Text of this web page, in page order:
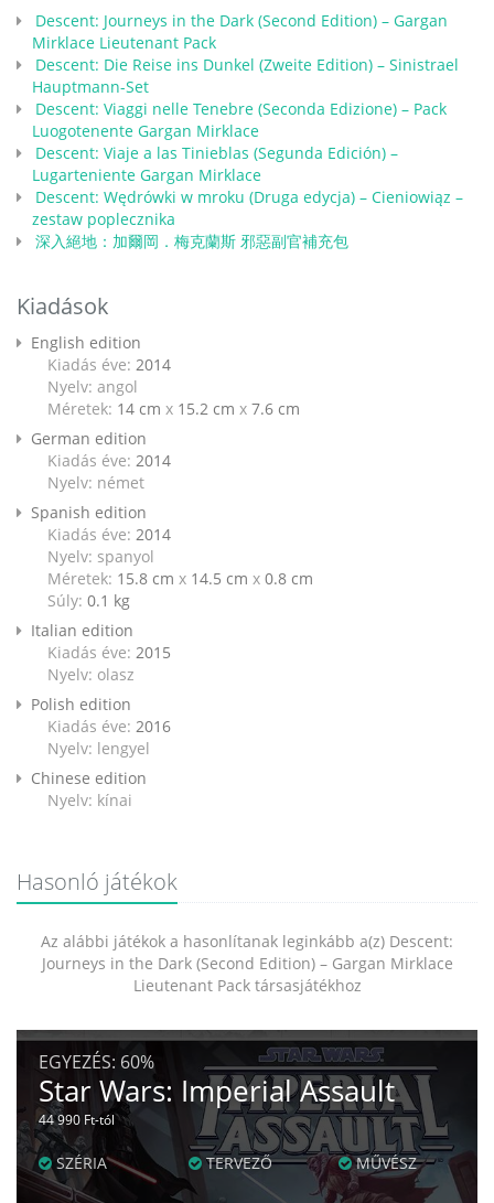
Descent: Journeys in the Dark (Second Edition) – Gargan
Mirklace Lieutenant Pack
Descent: Die Reise ins Dunkel (Zweite Edition) – Sinistrael
Hauptmann-Set
Descent: Viaggi nelle Tenebre (Seconda Edizione) – Pack
Luogotenente Gargan Mirklace
Descent: Viaje a las Tinieblas (Segunda Edición) –
Lugarteniente Gargan Mirklace
Descent: Wędrówki w mroku (Druga edycja) – Cieniowiąz –
zestaw poplecznika
深入絕地：加爾岡．梅克蘭斯 邪惡副官補充包
Kiadások
English edition
Kiadás éve: 2014
Nyelv: angol
Méretek: 14 cm x 15.2 cm x 7.6 cm
German edition
Kiadás éve: 2014
Nyelv: német
Spanish edition
Kiadás éve: 2014
Nyelv: spanyol
Méretek: 15.8 cm x 14.5 cm x 0.8 cm
Súly: 0.1 kg
Italian edition
Kiadás éve: 2015
Nyelv: olasz
Polish edition
Kiadás éve: 2016
Nyelv: lengyel
Chinese edition
Nyelv: kínai
Hasonló játékok
Az alábbi játékok a hasonlítanak leginkább a(z) Descent:
Journeys in the Dark (Second Edition) – Gargan Mirklace
Lieutenant Pack társasjátékhoz
EGYEZÉS: 60%
Star Wars: Imperial Assault
44 990 Ft-tól
SZÉRIA TERVEZŐ MŰVÉSZ